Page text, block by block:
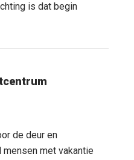
is dat begin
de deur en
met vakantie